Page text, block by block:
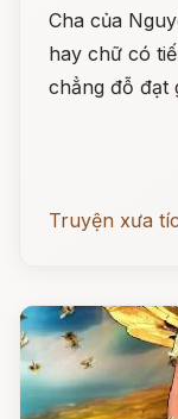
Cha của
hay chữ có
chẳng đỗ đạt
Truyện xưa